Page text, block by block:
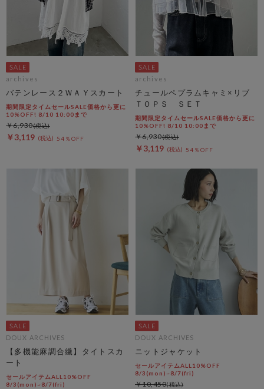
archives
バテンレース２ＷＡＹスカート
期間限定タイムセールSALE価格から更に
10%OFF! 8/10 10:00まで
￥3,119 54％OFF
￥6,930
archives
チュールペプラムキャミ×リブ
ＴＯＰＳ ＳＥＴ
期間限定タイムセールSALE価格から更に
10%OFF! 8/10 10:00まで
￥3,119 54％OFF
￥6,930
DOUX ARCHIVES
【多機能麻調合繊】タイトスカ
ート
セールアイテムALL10%OFF
8/3(mon)~8/7(fri)
DOUX ARCHIVES
ニットジャケット
セールアイテムALL10%OFF
8/3(mon)~8/7(fri)
￥10,450